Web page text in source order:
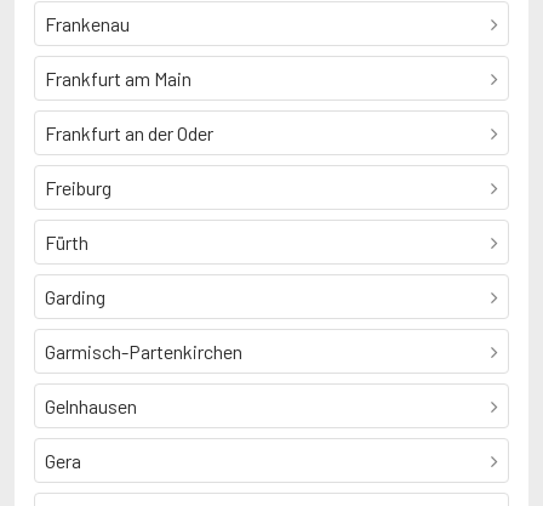
Frankenau
Frankfurt am Main
Frankfurt an der Oder
Freiburg
Fürth
Garding
Garmisch-Partenkirchen
Gelnhausen
Gera